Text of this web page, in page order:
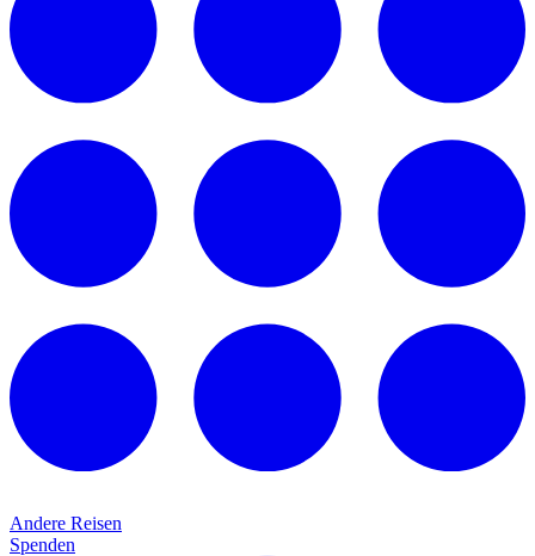
Andere Reisen
Spenden